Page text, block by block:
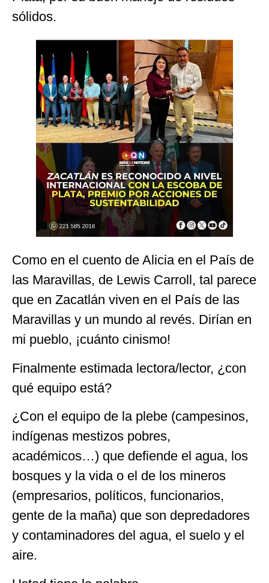
sólidos.
Como en el cuento de Alicia en el País de
las Maravillas, de Lewis Carroll, tal parece
que en Zacatlán viven en el País de las
Maravillas y un mundo al revés. Dirían en
mi pueblo, ¡cuánto cinismo!
Finalmente estimada lectora/lector, ¿con
qué equipo está?
¿Con el equipo de la plebe (campesinos,
indígenas mestizos pobres,
académicos…) que defiende el agua, los
bosques y la vida o el de los mineros
(empresarios, políticos, funcionarios,
gente de la maña) que son depredadores
y contaminadores del agua, el suelo y el
aire.